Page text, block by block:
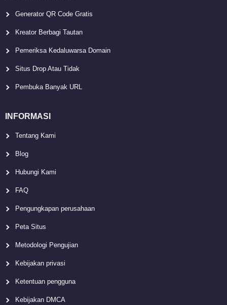
Generator QR Code Gratis
Kreator Berbagi Tautan
Pemeriksa Kedaluwarsa Domain
Situs Drop Atau Tidak
Pembuka Banyak URL
INFORMASI
Tentang Kami
Blog
Hubungi Kami
FAQ
Pengungkapan perusahaan
Peta Situs
Metodologi Pengujian
Kebijakan privasi
Ketentuan pengguna
Kebijakan DMCA